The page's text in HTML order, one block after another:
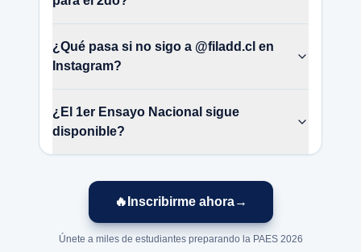
¿Qué pasa si no sigo a @filadd.cl en
Instagram?
¿El 1er Ensayo Nacional sigue
disponible?
🔥 Inscribirme ahora→
Únete a miles de estudiantes preparando la PAES 2026